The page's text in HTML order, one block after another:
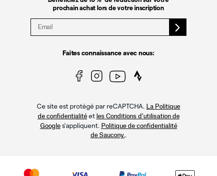
prochain achat lors de votre inscription
Faites connaissance avec nous:
Ce site est protégé par reCAPTCHA.
La Politique
de confidentialitéet les Conditions d'utilisation de
Googles'appliquent. Politique de confidentialité
de Saucony. .